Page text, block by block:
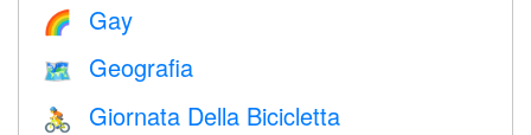
🌈 Gay
🗺 Geografia
🚴 Giornata Della Bicicletta